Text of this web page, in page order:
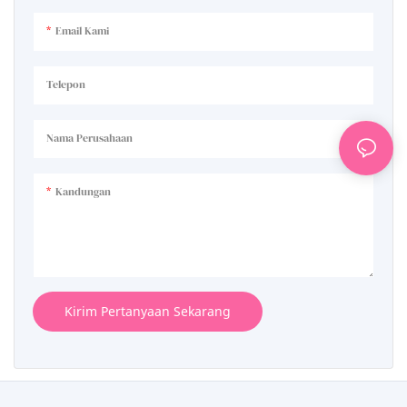
Email Kami
Telepon
Nama Perusahaan
Kandungan
Kirim Pertanyaan Sekarang